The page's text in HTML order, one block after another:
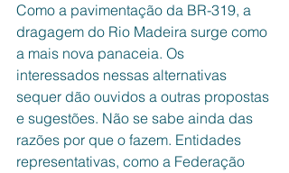
Como a pavimentação da BR-319, a
dragagem do Rio Madeira surge como
a mais nova panaceia. Os
interessados nessas alternativas
sequer dão ouvidos a outras propostas
e sugestões. Não se sabe ainda das
razões por que o fazem. Entidades
representativas, como a Federação